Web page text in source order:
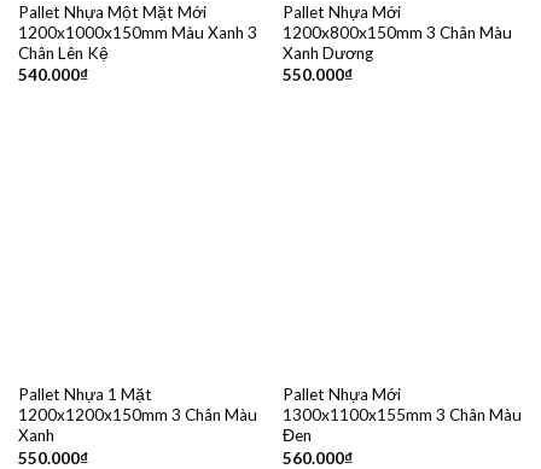
Pallet Nhựa Một Mặt Mới
1200x1000x150mm Màu Xanh 3
Chân Lên Kệ
540.000₫
Pallet Nhựa Mới
1200x800x150mm 3 Chân Màu
Xanh Dương
550.000₫
Pallet Nhựa 1 Mặt
1200x1200x150mm 3 Chân Màu
Xanh
550.000₫
Pallet Nhựa Mới
1300x1100x155mm 3 Chân Màu
Đen
560.000₫